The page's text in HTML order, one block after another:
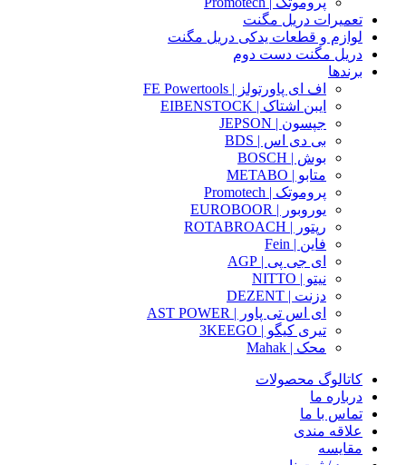
تعمیرات دریل مگنت
لوازم و قطعات یدکی دریل مگنت
دریل مگنت دست دوم
برندها
اف ای پاورتولز | FE Powertools
ایبن اشتاک | EIBENSTOCK
جپسون | JEPSON
بی دی اس | BDS
بوش | BOSCH
متابو | METABO
پروموتک | Promotech
یوروبور | EUROBOOR
رپتور | ROTABROACH
فاین | Fein
ای جی پی | AGP
نیتو | NITTO
دزنت | DEZENT
ای اس تی پاور | AST POWER
تیری کیگو | 3KEEGO
محک | Mahak
کاتالوگ محصولات
درباره ما
تماس با ما
علاقه مندی
مقایسه